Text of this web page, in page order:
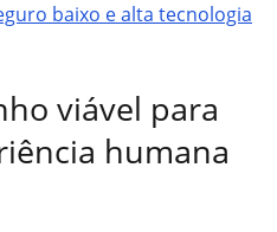
baixo e alta tecnologia
viável para
humana